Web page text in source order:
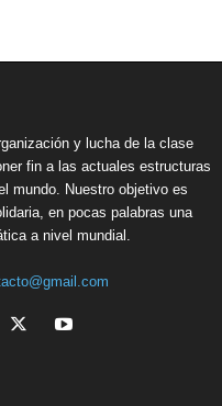
y lucha de la clase
fin a las actuales estructuras
mundo. Nuestro objetivo es
en pocas palabras una
a nivel mundial.